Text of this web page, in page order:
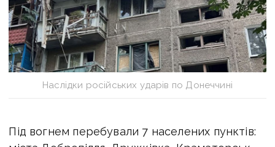
Наслідки російських ударів по Донеччині
Під вогнем перебували 7 населених пунктів: